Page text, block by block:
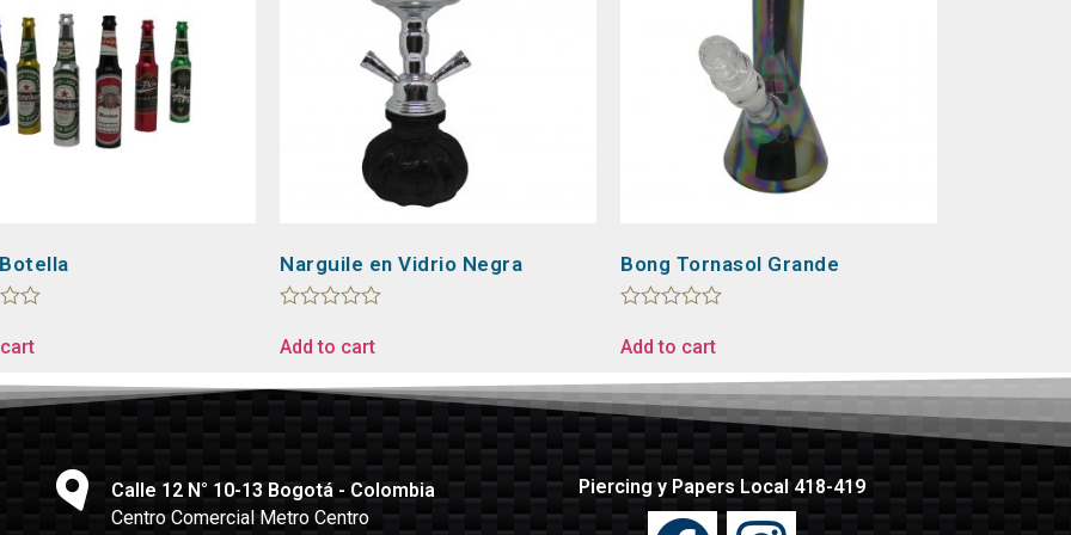
Narguile en Vidrio Negra
0
5
Add to cart
Bong Tornasol Grande
0
of
5
Add to cart
Calle 12 N° 10-13 Bogotá - Colombia
Centro Comercial Metro Centro
Piercing y Papers Local 418-419